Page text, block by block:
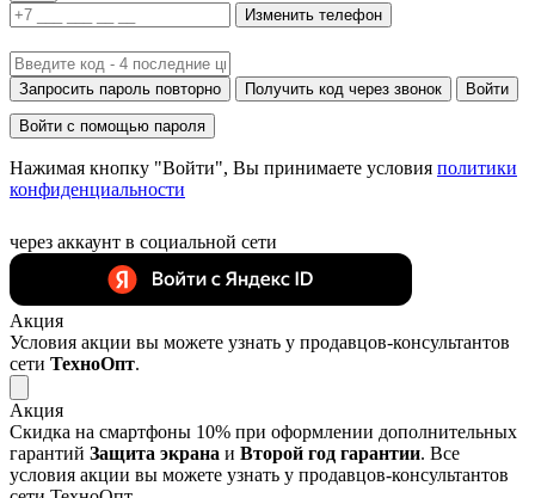
Изменить телефон
Запросить пароль повторно Получить код через звонок Войти
Войти с помощью пароля
Нажимая кнопку "Войти", Вы принимаете условия политики
конфиденциальности
через аккаунт в социальной сети
Акция
Условия акции вы можете узнать у продавцов-консультантов
сети ТехноОпт.
Акция
Скидка на смартфоны 10% при оформлении дополнительных
гарантий Защита экрана и Второй год гарантии. Все
условия акции вы можете узнать у продавцов-консультантов